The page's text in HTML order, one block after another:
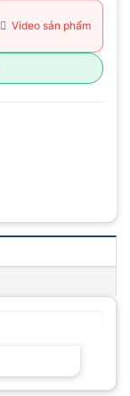
Video sản phẩm